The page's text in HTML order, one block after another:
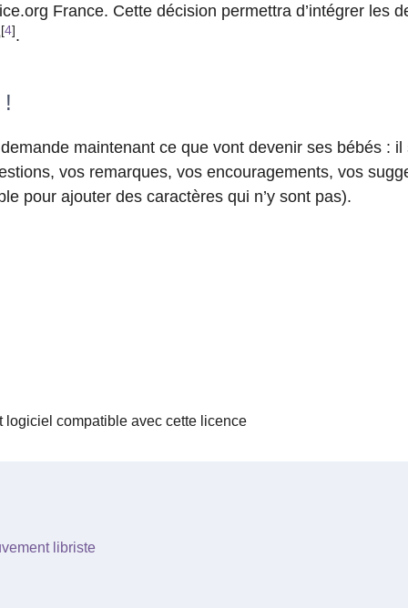
France. Cette décision permettra d’intégrer les
[4] .
maintenant ce que vont devenir ses bébés : il
vos remarques, vos encouragements, vos
pour ajouter des caractères qui n’y sont pas).
logiciel compatible avec cette licence
libriste